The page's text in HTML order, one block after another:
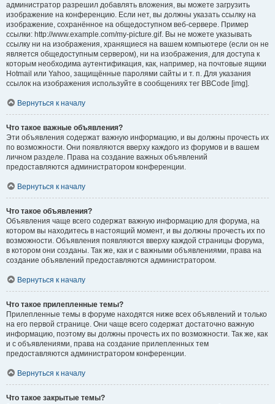
администратор разрешил добавлять вложения, вы можете загрузить
изображение на конференцию. Если нет, вы должны указать ссылку на
изображение, сохранённое на общедоступном веб-сервере. Пример
ссылки: http://www.example.com/my-picture.gif. Вы не можете указывать
ссылку ни на изображения, хранящиеся на вашем компьютере (если он не
является общедоступным сервером), ни на изображения, для доступа к
которым необходима аутентификация, как, например, на почтовые ящики
Hotmail или Yahoo, защищённые паролями сайты и т. п. Для указания
ссылок на изображения используйте в сообщениях тег BBCode [img].
Вернуться к началу
Что такое важные объявления?
Эти объявления содержат важную информацию, и вы должны прочесть их
по возможности. Они появляются вверху каждого из форумов и в вашем
личном разделе. Права на создание важных объявлений
предоставляются администратором конференции.
Вернуться к началу
Что такое объявления?
Объявления чаще всего содержат важную информацию для форума, на
котором вы находитесь в настоящий момент, и вы должны прочесть их по
возможности. Объявления появляются вверху каждой страницы форума,
в котором они созданы. Так же, как и с важными объявлениями, права на
создание объявлений предоставляются администратором.
Вернуться к началу
Что такое прилепленные темы?
Прилепленные темы в форуме находятся ниже всех объявлений и только
на его первой странице. Они чаще всего содержат достаточно важную
информацию, поэтому вы должны прочесть их по возможности. Так же, как
и с объявлениями, права на создание прилепленных тем
предоставляются администратором конференции.
Вернуться к началу
Что такое закрытые темы?